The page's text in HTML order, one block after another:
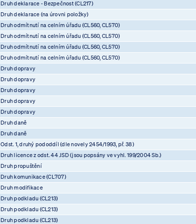
Druh deklarace - Bezpečnost (CL217)
Druh deklarace (na úrovni položky)
Druh odmítnutí na celním úřadu (CL560, CL570)
Druh odmítnutí na celním úřadu (CL560, CL570)
Druh odmítnutí na celním úřadu (CL560, CL570)
Druh odmítnutí na celním úřadu (CL560, CL570)
Druh dopravy
Druh dopravy
Druh dopravy
Druh dopravy
Druh dopravy
Druh daně
Druh daně
Odst. 1, druhý pododdíl (dle novely 2454/1993, př. 38)
Druh licence z odst. 44 JSD (jsou popsány ve vyhl. 199/2004 Sb.)
Druh propuštění
Druh komunikace (CL707)
Druh modifikace
Druh podkladu (CL213)
Druh podkladu (CL213)
Druh podkladu (CL213)